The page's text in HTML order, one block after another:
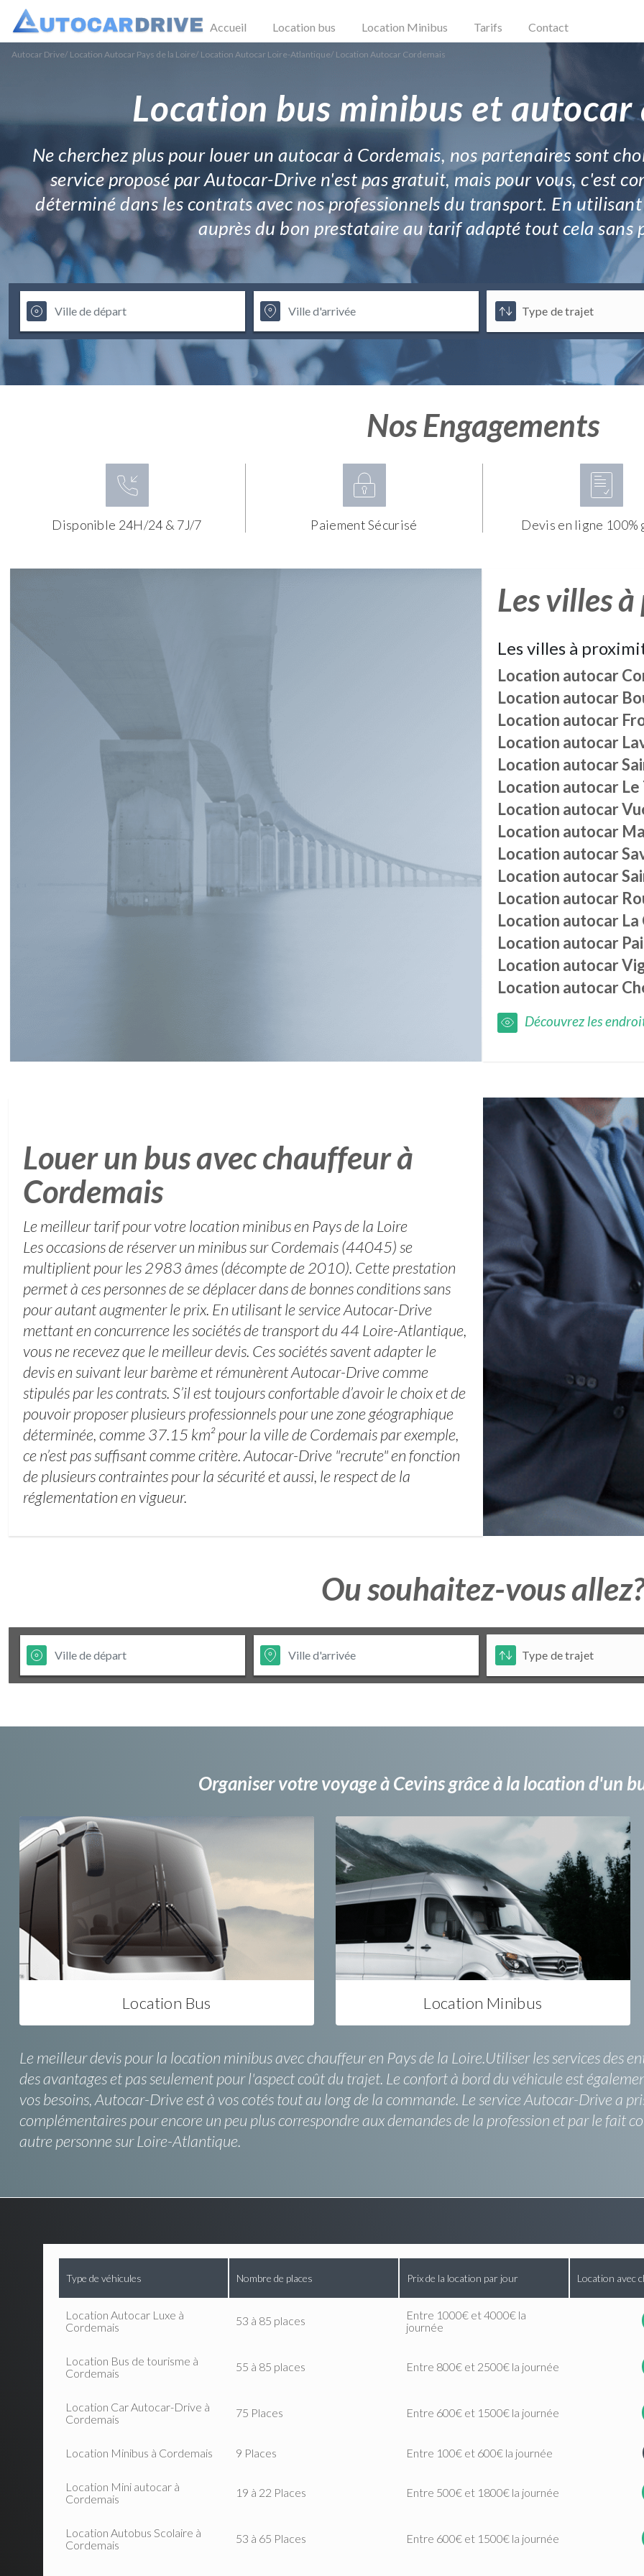
Accueil Location bus Location Minibus Tarifs Contact
Autocar Drive/ Location Autocar Pays de la Loire/ Location Autocar Loire-Atlantique/ Location Autocar Cordemais
Location bus minibus et autocar
Ne cherchez plus pour louer un autocar à Cordemais, nos partenaires sont
service proposé par Autocar-Drive n'est pas gratuit, mais pour vous, c'est
déterminé dans les contrats avec nos professionnels du transport. En
auprès du bon prestataire au tarif adapté tout cela sans
Nos Engagements
Disponible 24H/24 & 7J/7 Paiement Sécurisé Devis en ligne
Les villes
Les villes à
Location autocar
Location autocar
Location autocar
Location autocar
Location autocar
Location autocar
Location autocar
Location autocar
Location autocar
Location autocar
Location autocar
Location autocar
Location autocar
Location autocar
Location autocar
Découvrez les
Louer un bus avec chauffeur à
Cordemais
Le meilleur tarif pour votre location minibus en Pays de la Loire
Les occasions de réserver un minibus sur Cordemais (44045) se
multiplient pour les 2983 âmes (décompte de 2010). Cette prestation
permet à ces personnes de se déplacer dans de bonnes conditions sans
pour autant augmenter le prix. En utilisant le service Autocar-Drive
mettant en concurrence les sociétés de transport du 44 Loire-Atlantique,
vous ne recevez que le meilleur devis. Ces sociétés savent adapter le
devis en suivant leur barème et rémunèrent Autocar-Drive comme
stipulés par les contrats. S’il est toujours confortable d’avoir le choix et de
pouvoir proposer plusieurs professionnels pour une zone géographique
déterminée, comme 37.15 km² pour la ville de Cordemais par exemple,
ce n’est pas suffisant comme critère. Autocar-Drive "recrute" en fonction
de plusieurs contraintes pour la sécurité et aussi, le respect de la
réglementation en vigueur.
Ou souhaitez-vous allez?
Organiser votre voyage à Cevins grâce à la location d'un
Location Bus Location Minibus
Le meilleur devis pour la location minibus avec chauffeur en Pays de la Loire.Utiliser les services des
des avantages et pas seulement pour l'aspect coût du trajet. Le confort à bord du véhicule est
vos besoins, Autocar-Drive est à vos cotés tout au long de la commande. Le service Autocar-Drive a
complémentaires pour encore un peu plus correspondre aux demandes de la profession et par le fait
autre personne sur Loire-Atlantique.
Type de véhicules Nombre de places Prix de la location par jour Location avec
Location Autocar Luxe à
Cordemais
53 à 85 places
Entre 1000€ et 4000€ la
journée
Location Bus de tourisme à
Cordemais
55 à 85 places Entre 800€ et 2500€ la journée
Location Car Autocar-Drive à
Cordemais
75 Places Entre 600€ et 1500€ la journée
Location Minibus à Cordemais 9 Places Entre 100€ et 600€ la journée
Location Mini autocar à
Cordemais
19 à 22 Places Entre 500€ et 1800€ la journée
Location Autobus Scolaire à
Cordemais
53 à 65 Places Entre 600€ et 1500€ la journée